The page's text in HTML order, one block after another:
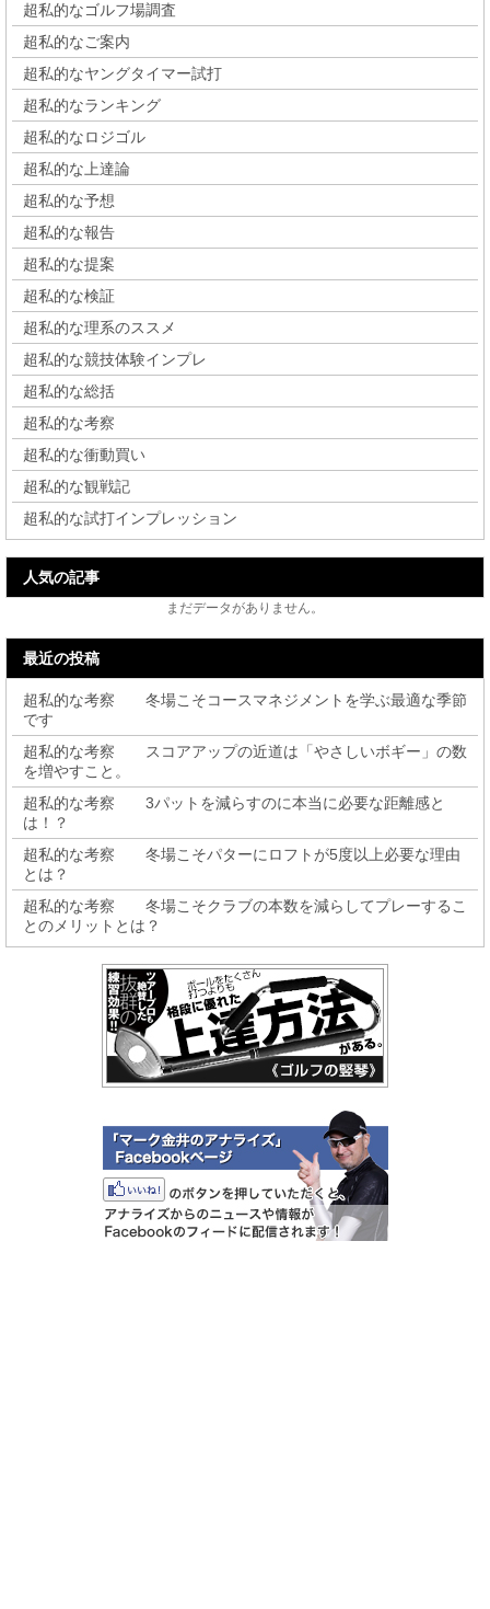
超私的なゴルフ場調査
超私的なご案内
超私的なヤングタイマー試打
超私的なランキング
超私的なロジゴル
超私的な上達論
超私的な予想
超私的な報告
超私的な提案
超私的な検証
超私的な理系のススメ
超私的な競技体験インプレ
超私的な総括
超私的な考察
超私的な衝動買い
超私的な観戦記
超私的な試打インプレッション
人気の記事
まだデータがありません。
最近の投稿
超私的な考察 冬場こそコースマネジメントを学ぶ最適な季節
です
超私的な考察 スコアアップの近道は「やさしいボギー」の数
を増やすこと。
超私的な考察 3パットを減らすのに本当に必要な距離感と
は！？
超私的な考察 冬場こそパターにロフトが5度以上必要な理由
とは？
超私的な考察 冬場こそクラブの本数を減らしてプレーするこ
とのメリットとは？